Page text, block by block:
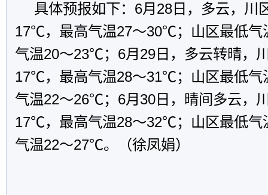
具体预报如下：6月28日，多云，川
17℃，最高气温27～30℃；山区最低
气温20～23℃；6月29日，多云转晴，
17℃，最高气温28～31℃；山区最低
气温22～26℃；6月30日，晴间多云，
17℃，最高气温28～32℃；山区最低
气温22～27℃。（徐凤娟）